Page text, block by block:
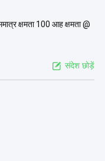
क्षमता 100 आह क्षमता @
संदेश छोड़ें